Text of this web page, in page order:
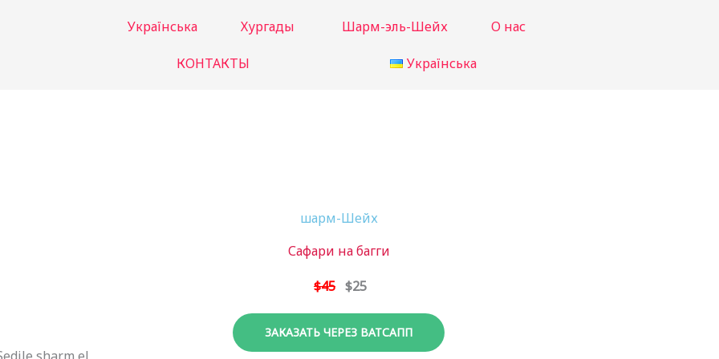
Українська Хургады Шарм-эль-Шейх О нас
КОНТАКТЫ Українська
шарм-Шейх
Сафари на багги
$45 $25
ЗАКАЗАТЬ ЧЕРЕЗ ВАТСАПП